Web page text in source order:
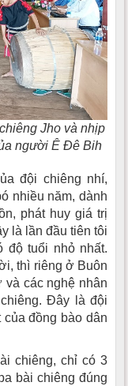
Jho và nhịp
người Ê Đê Bih
đội chiêng nhí,
nhiều năm, dành
phát huy giá trị
là lần đầu tiên tôi
độ tuổi nhỏ nhất.
thì riêng ở Buôn
và các nghệ nhân
Đây là đội
đồng bào dân
chiêng, chỉ có 3
bài chiêng đúng